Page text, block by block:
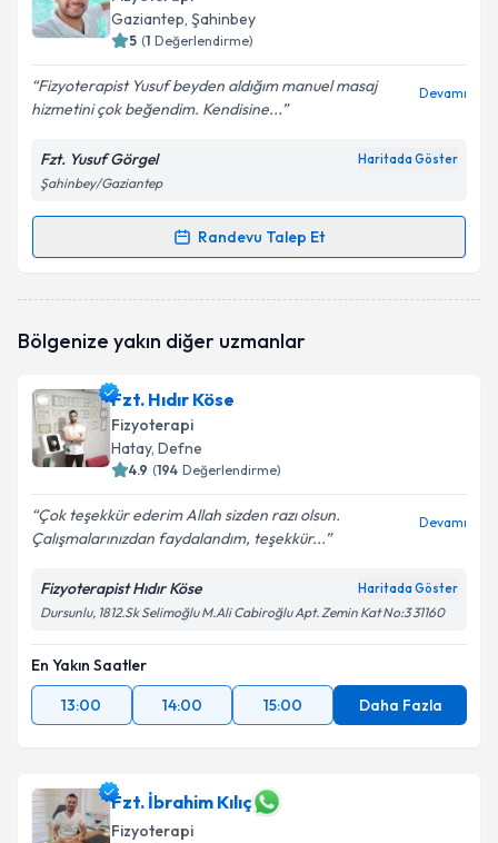
Gaziantep, Şahinbey
5 (1 Değerlendirme)
Fizyoterapist Yusuf beyden aldığım manuel masaj
hizmetini çok beğendim. Kendisine...
Devamı
Fzt. Yusuf Görgel Haritada Göster
Şahinbey/Gaziantep
Randevu Talep Et
Randevu Takvimi Talebi
oluşturun. Size bu uzmandan randevu almanız için bir
E-posta Adresiniz
Kişisel verilerimin işlenmesine ilişkin
Aydınlatma
Metni'ni okudum ve kişisel verilerimin belirtilen
Bölgenize yakın diğer uzmanlar
Fzt. Hıdır Köse
Fizyoterapi
Hatay, Defne
4.9 (194 Değerlendirme)
Çok teşekkür ederim Allah sizden razı olsun.
Çalışmalarınızdan faydalandım, teşekkür...
Devamı
Fizyoterapist Hıdır Köse Haritada Göster
Dursunlu, 1812.Sk Selimoğlu M.Ali Cabiroğlu Apt. Zemin Kat No:3 31160
En Yakın Saatler
13:00
14:00 15:00 Daha Fazla
Fzt. İbrahim Kılıç
Fizyoterapi